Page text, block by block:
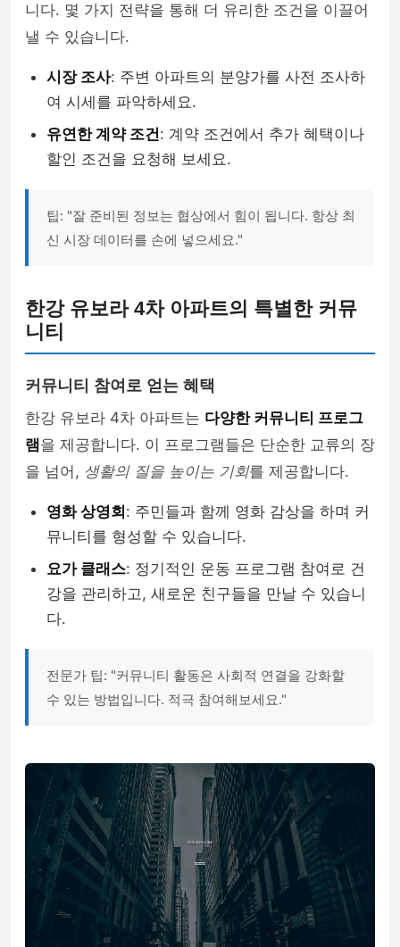
니다. 몇 가지 전략을 통해 더 유리한 조건을 이끌어
낼 수 있습니다.
시장 조사: 주변 아파트의 분양가를 사전 조사하
여 시세를 파악하세요.
유연한 계약 조건: 계약 조건에서 추가 혜택이나
할인 조건을 요청해 보세요.
팁: "잘 준비된 정보는 협상에서 힘이 됩니다. 항상 최
신 시장 데이터를 손에 넣으세요."
한강 유보라 4차 아파트의 특별한 커뮤
니티
커뮤니티 참여로 얻는 혜택
한강 유보라 4차 아파트는 다양한 커뮤니티 프로그
램을 제공합니다. 이 프로그램들은 단순한 교류의 장
을 넘어, 생활의 질을 높이는 기회를 제공합니다.
영화 상영회 : 주민들과 함께 영화 감상을 하며 커
뮤니티를 형성할 수 있습니다.
요가 클래스: 정기적인 운동 프로그램 참여로 건
강을 관리하고, 새로운 친구들을 만날 수 있습니
다.
전문가 팁: "커뮤니티 활동은 사회적 연결을 강화할
수 있는 방법입니다. 적극 참여해보세요."